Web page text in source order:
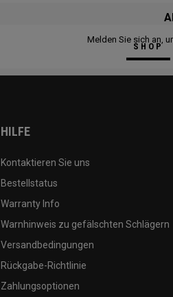
SHOP
Melden Sie sich an,
HILFE
Kontaktieren Sie uns
Bestellstatus
Warranty Info
Warnhinweis zu gefälschten Schlägern
Versandbedingungen
Rückgabe-Richtlinie
Zahlungsoptionen